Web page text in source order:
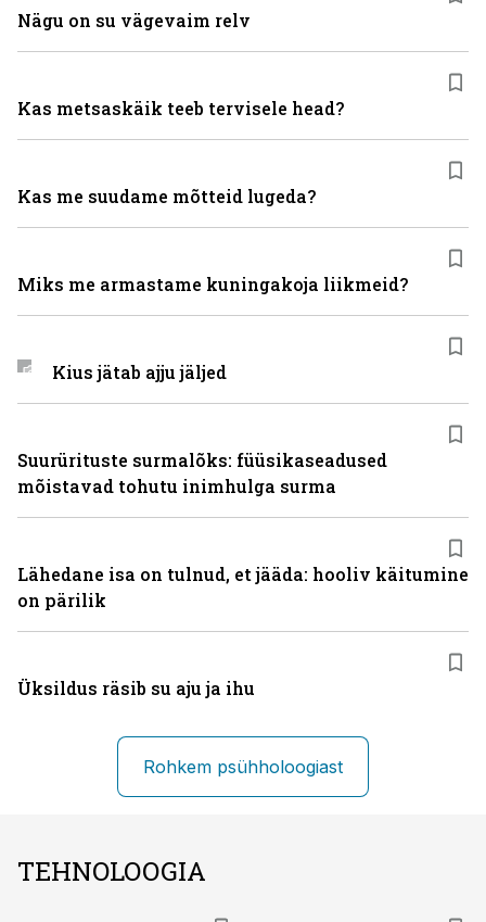
Nägu on su vägevaim relv
Kas metsaskäik teeb tervisele head?
Kas me suudame mõtteid lugeda?
Miks me armastame kuningakoja liikmeid?
Kius jätab ajju jäljed
Suurürituste surmalõks: füüsikaseadused
mõistavad tohutu inimhulga surma
Lähedane isa on tulnud, et jääda: hooliv käitumine
on pärilik
Üksildus räsib su aju ja ihu
Rohkem psühholoogiast
TEHNOLOOGIA